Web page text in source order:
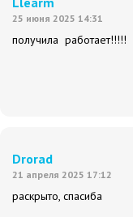
25 июня 2025 14:31
получила работает!!!!!
Drorad
21 апреля 2025 17:12
раскрыто, спасиба